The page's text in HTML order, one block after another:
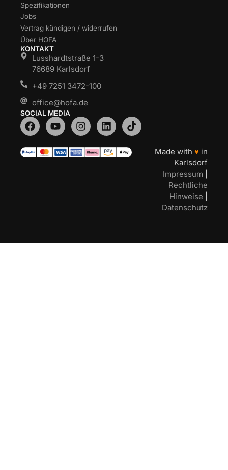
Spezifikationen
Jobs
Vertrag kündigen / widerrufen
Über HOFA
KONTAKT
Lusshardtstraße 1-3
76689 Karlsdorf
+49 7251 3472-100
office@hofa.de
SOCIAL MEDIA
Made with ♥ in
Karlsdorf
Impressum
Rechtliche
Hinweise
Datenschutz